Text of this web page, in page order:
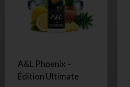
A&L Phoenix –
Édition Ultimate